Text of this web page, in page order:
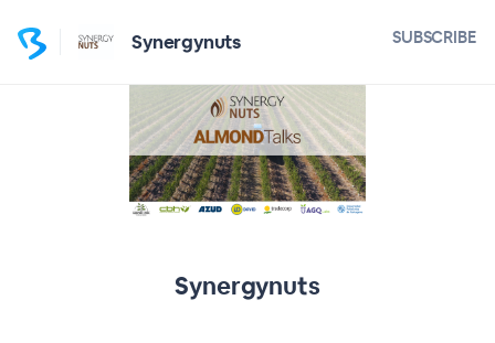
Synergynuts SUBSCRIBE
Synergynuts